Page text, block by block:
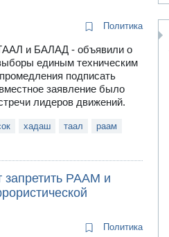
Политика
и БАЛАД - объявили о
единым техническим
подписать
заявление было
лидеров движений.
хадаш таал
раам
запретить РААМ и
Политика